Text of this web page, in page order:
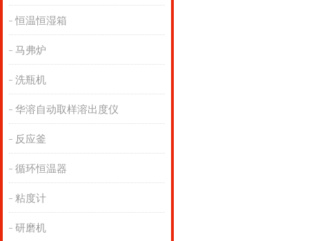
恒温恒湿箱
马弗炉
洗瓶机
华溶自动取样溶出度仪
反应釜
循环恒温器
粘度计
研磨机